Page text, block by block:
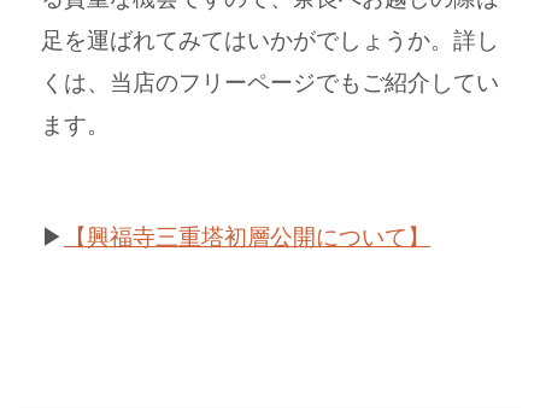
足を運ばれてみてはいかがでしょうか。 詳し
くは、当店のフリーページでもご紹介してい
ます。
▶ 【興福寺三重塔初層公開について】